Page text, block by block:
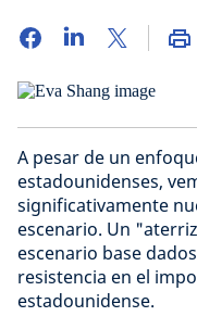
A pesar de un
estadounidenses,
significativamente
escenario. Un
escenario base
resistencia en el
estadounidense.